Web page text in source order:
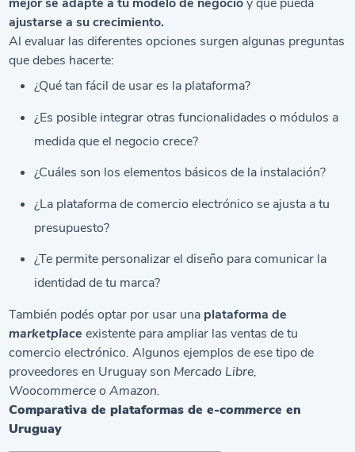
ajustarse a su crecimiento.
Al evaluar las diferentes opciones surgen algunas preguntas
que debes hacerte:
¿Qué tan fácil de usar es la plataforma?
¿Es posible integrar otras funcionalidades o módulos a
medida que el negocio crece?
¿Cuáles son los elementos básicos de la instalación?
¿La plataforma de comercio electrónico se ajusta a tu
presupuesto?
¿Te permite personalizar el diseño para comunicar la
identidad de tu marca?
También podés optar por usar una plataforma de
marketplace existente para ampliar las ventas de tu
comercio electrónico. Algunos ejemplos de ese tipo de
proveedores en Uruguay son Mercado Libre,
Woocommerce o Amazon.
Comparativa de plataformas dee-commerce en
Uruguay